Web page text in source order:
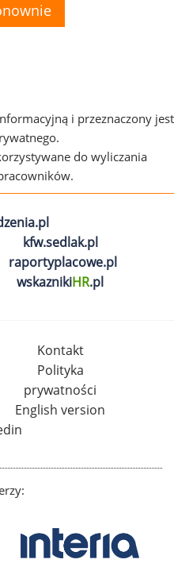
i przeznaczony jest
do wyliczania
kfw.sedlak.pl
raportyplacowe.pl
wskaznikiHR.pl
Kontakt
Polityka
prywatności
English version